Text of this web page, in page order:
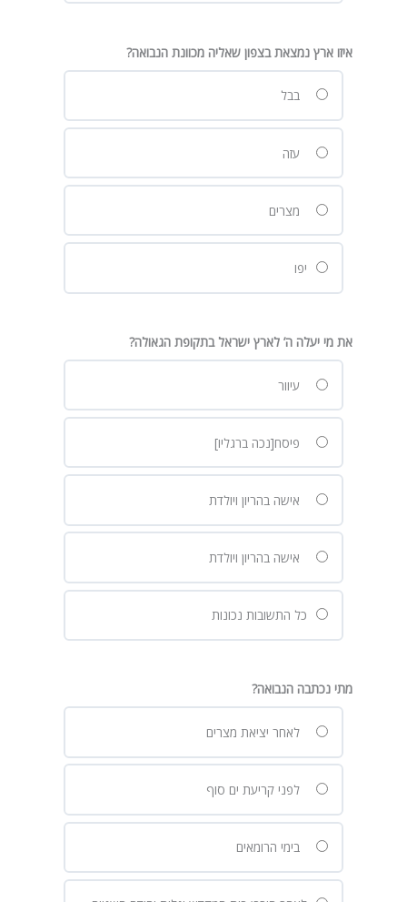
איזו ארץ נמצאת בצפון שאליה מכוונת הנבואה?
בבל
עזה
מצרים
יפו
את מי יעלה ה’ לארץ ישראל בתקופת הגאולה?
עיוור
פיסח[נכה ברגליו]
אישה בהריון ויולדת
אישה בהריון ויולדת
כל התשובות נכונות
מתי נכתבה הנבואה?
לאחר יציאת מצרים
לפני קריעת ים סוף
בימי הרומאים